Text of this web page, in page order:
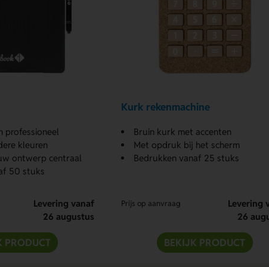
professioneel
kleuren
ontwerp centraal
50 stuks
Levering vanaf
26 augustus
PRODUCT
Kurk rekenmachine
Bruin kurk met accenten
Met opdruk bij het scherm
Bedrukken vanaf 25 stuks
Prijs op aanvraag
Levering
26
BEKIJK PRODUCT